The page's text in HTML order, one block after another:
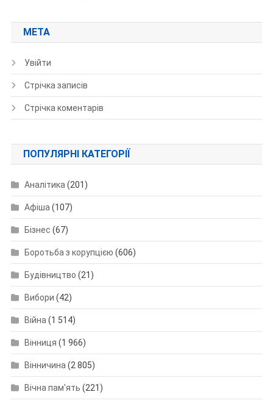
МЕТА
Увійти
Стрічка записів
Стрічка коментарів
ПОПУЛЯРНІ КАТЕГОРІЇ
Аналітика (201)
Афіша (107)
Бізнес (67)
Боротьба з корупцією (606)
Будівництво (21)
Вибори (42)
Війна (1 514)
Вінниця (1 966)
Вінничина (2 805)
Вічна пам'ять (221)